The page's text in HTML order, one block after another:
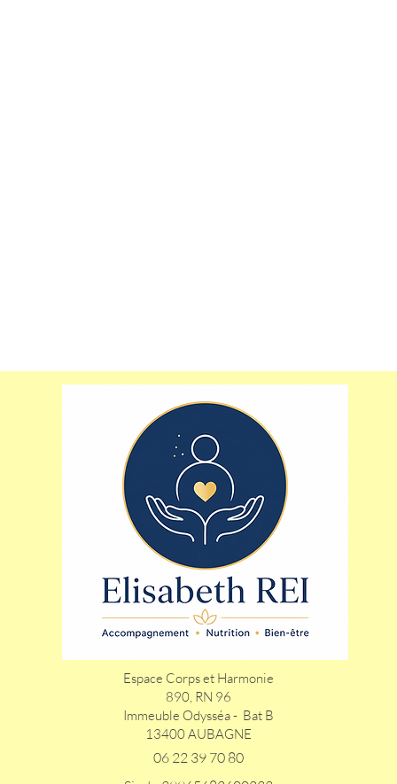
Espace Corps et Harmonie
890, RN 96
Immeuble Odysséa - Bat B
13400 AUBAGNE
06 22 39 70 80